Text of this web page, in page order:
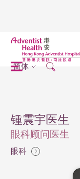
简体
锺震宇医生
眼科顾问医生
眼科